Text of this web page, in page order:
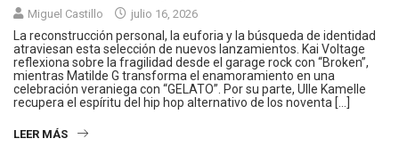
Miguel Castillo julio 16, 2026
La reconstrucción personal, la euforia y la búsqueda de identidad
atraviesan esta selección de nuevos lanzamientos. Kai Voltage
reflexiona sobre la fragilidad desde el garage rock con “Broken”,
mientras Matilde G transforma el enamoramiento en una
celebración veraniega con “GELATO”. Por su parte, Ulle Kamelle
recupera el espíritu del hip hop alternativo de los noventa […]
LEER MÁS